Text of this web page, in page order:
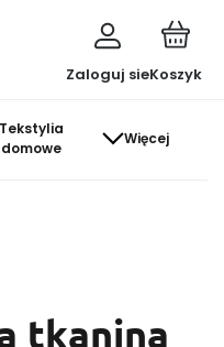
Zaloguj sieKoszyk
Tekstylia
domowe
Więcej
tkanina